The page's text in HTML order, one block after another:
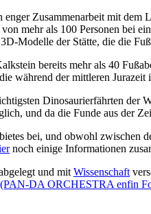
Zusammenarbeit mit
mehr als 100 Personen bei
Modelle der Stätte, die die
bereits mehr als 40
während der mittleren
Dinosaurierfährten der
und da die Funde aus der
bei, und obwohl
noch einige Informationen
und mit Wissenschaft
DA ORCHESTRA enfin